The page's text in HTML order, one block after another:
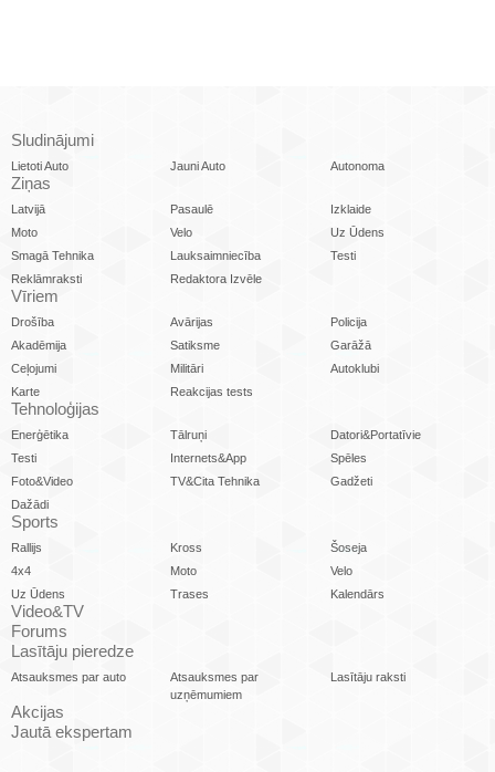
Sludinājumi
Lietoti Auto Jauni Auto Autonoma
Ziņas
Latvijā Pasaulē
Izklaide
Moto
Velo
Uz Ūdens
Smagā Tehnika
Lauksaimniecība
Testi
Reklāmraksti
Redaktora Izvēle
Vīriem
Drošība Avārijas
Policija
Akadēmija
Satiksme
Garāžā
Ceļojumi
Militāri
Autoklubi
Karte
Reakcijas tests
Tehnoloģijas
Enerģētika Tālruņi
Datori&Portatīvie
Testi
Internets&App
Spēles
Foto&Video
TV&Cita Tehnika
Gadžeti
Dažādi
Sports
Rallijs Kross
Šoseja
4x4
Moto
Velo
Uz Ūdens
Trases Kalendārs
Video&TV
Forums
Lasītāju pieredze
Atsauksmes par auto
Atsauksmes par
uzņēmumiem
Lasītāju raksti
Akcijas
Jautā ekspertam